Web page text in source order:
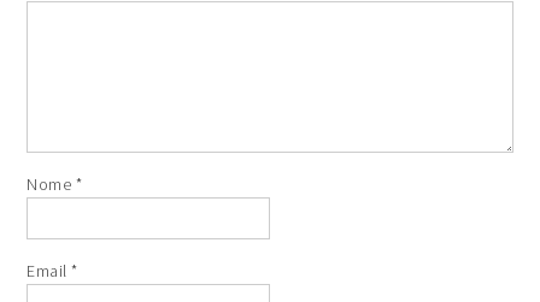
Nome *
Email*